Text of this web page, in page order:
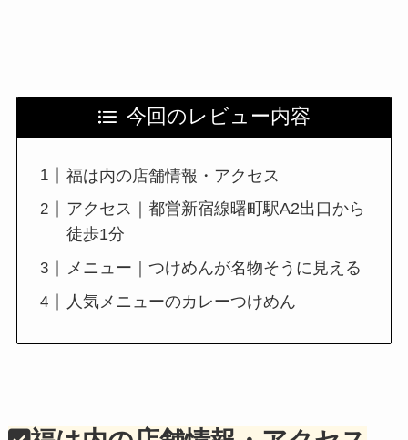
今回のレビュー内容
福は内の店舗情報・アクセス
アクセス｜都営新宿線曙町駅A2出口から
徒歩1分
メニュー｜つけめんが名物そうに見える
人気メニューのカレーつけめん